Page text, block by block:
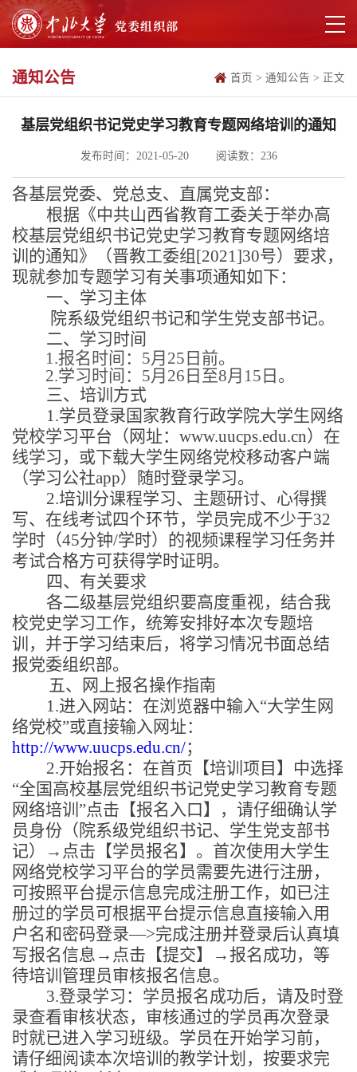
通知公告 首页 > 通知公告 > 正文
基层党组织书记党史学习教育专题网络培训的通知
发布时间：2021-05-20 阅读数： 236
各基层党委、党总支、直属党支部：
根据《中共山西省教育工委关于举办高
校基层党组织书记党史学习教育专题网络培
训的通知》
（晋教工委组 [2021]30号）要求，
现就参加专题学习有关事项通知如下：
一、学习主体
院系级党组织书记和学生党支部书记。
二、学习 时间
1.报名时间 ： 5月 25 日 前。
2.学习时间 ： 5月26日至8月15日 。
三、 培训 方式
1.学员登录国家教育行政学院大学生网络
党校学习平台（网址： www.uucps.edu.cn）在
线学习，或下载大学生网络党校移动客户端
（学习公社app）随时登录学习。
2.培训分课程学习、主题研讨、心得撰
写、在线考试四个环节，学员完成不少于32
学时（45分钟/学时）的视频课程学习任务并
考试合格方可获得学时证明。
四、有关要求
各二级基层党组织要高度重视， 结合我
校党史学习工作，统筹安排好本次专题培
训， 并于学习结束后，将学习情况书面总结
报党委组织部。
五、网上报名操作指南
1.进入网站：在浏览器中输入“大学生网
络党校”或直接输入网址：
http://www.uucps.edu.cn/；
2.开始报名：在首页【培训项目】中选择
“全国高校基层党组织书记党史学习教育专题
网络培训”点击【报名入口】，请仔细确认学
员身份（院系级党组织书记、学生党支部书
记）→点击【学员报名】。首次使用大学生
网络党校学习平台的学员需要先进行注册，
可按照平台提示信息完成注册工作，如已注
册过的学员可根据平台提示信息直接输入用
户名和密码登录—>完成注册并登录后认真填
写报名信息→点击【提交】→报名成功，等
待培训管理员审核报名信息。
3.登录学习：学员报名成功后，请及时登
录查看审核状态，审核通过的学员再次登录
时就已进入学习班级。学员在开始学习前，
请仔细阅读本次培训的教学计划，按要求完